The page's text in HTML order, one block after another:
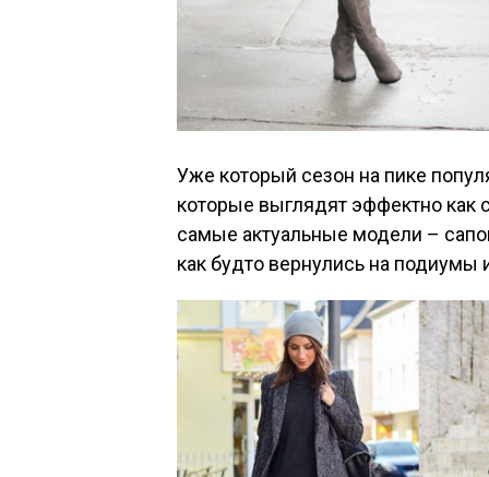
Уже который сезон на пике
которые выглядят эффектно как
самые актуальные модели –
как будто вернулись на подиумы